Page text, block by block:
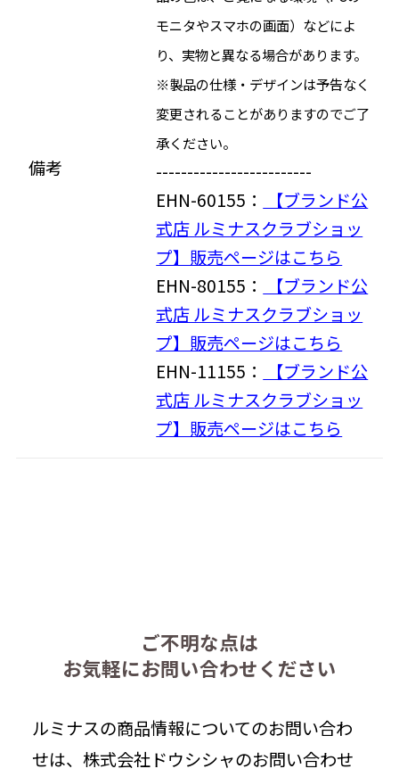
備考
モニタやスマホの画面）などによ
り、実物と異なる場合があります。
※製品の仕様・デザインは予告なく
変更されることがありますのでご了
承ください。
-------------------------
EHN-60155：
【ブランド公
式店 ルミナスクラブショッ
プ】販売ページはこちら
EHN-80155：
【ブランド公
式店 ルミナスクラブショッ
プ】販売ページはこちら
EHN-11155：
【ブランド公
式店 ルミナスクラブショッ
プ】販売ページはこちら
ご不明な点は
お気軽にお問い合わせください
ルミナスの商品情報についてのお問い合わ
せは、株式会社ドウシシャのお問い合わせ